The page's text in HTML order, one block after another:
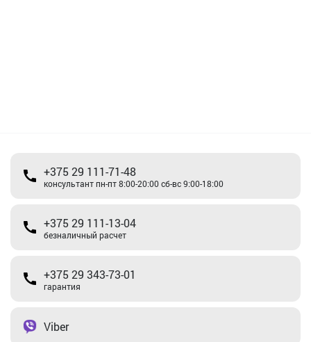
+375 29 111-71-48
консультант пн-пт 8:00-20:00 сб-вс 9:00-18:00
+375 29 111-13-04
безналичный расчет
+375 29 343-73-01
гарантия
Viber